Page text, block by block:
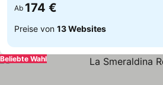
Ab 174 €
Preise von 13 Websites
Beliebte Wahl